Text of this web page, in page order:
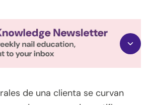
de una clienta se curvan